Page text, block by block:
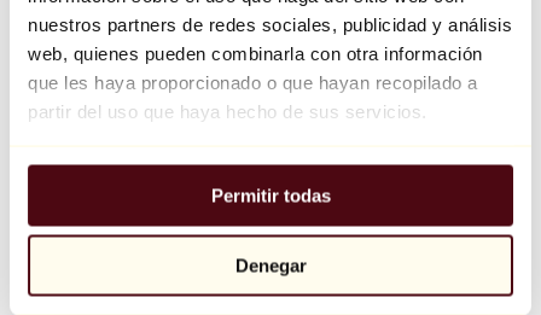
nuestros partners de redes sociales, publicidad y análisis
web, quienes pueden combinarla con otra información
que les haya proporcionado o que hayan recopilado a
partir del uso que haya hecho de sus servicios.
Permitir todas
Denegar
Balloon Dog (Orange)
Jeff Koons
10.000 €
Explorar
Todos los escultores
Todos los fotógrafos